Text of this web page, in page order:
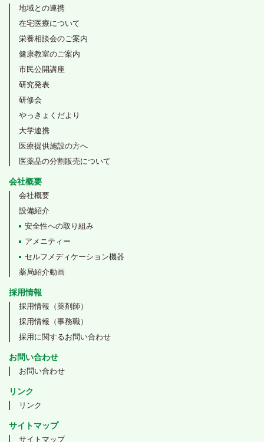
地域との連携
在宅医療について
栄養相談会のご案内
健康教室のご案内
市民公開講座
研究発表
研修会
やっきょくだより
大学連携
医療提供施設の方へ
医薬品の分割販売について
会社概要
会社概要
設備紹介
安全性への取り組み
アメニティー
セルフメディケーション機器
薬局紹介動画
採用情報
採用情報（薬剤師）
採用情報（事務職）
採用に関するお問い合わせ
お問い合わせ
お問い合わせ
リンク
リンク
サイトマップ
サイトマップ